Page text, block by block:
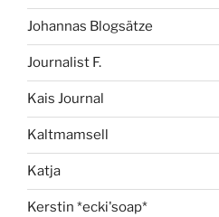
Johannas Blogsätze
Journalist F.
Kais Journal
Kaltmamsell
Katja
Kerstin *ecki'soap*